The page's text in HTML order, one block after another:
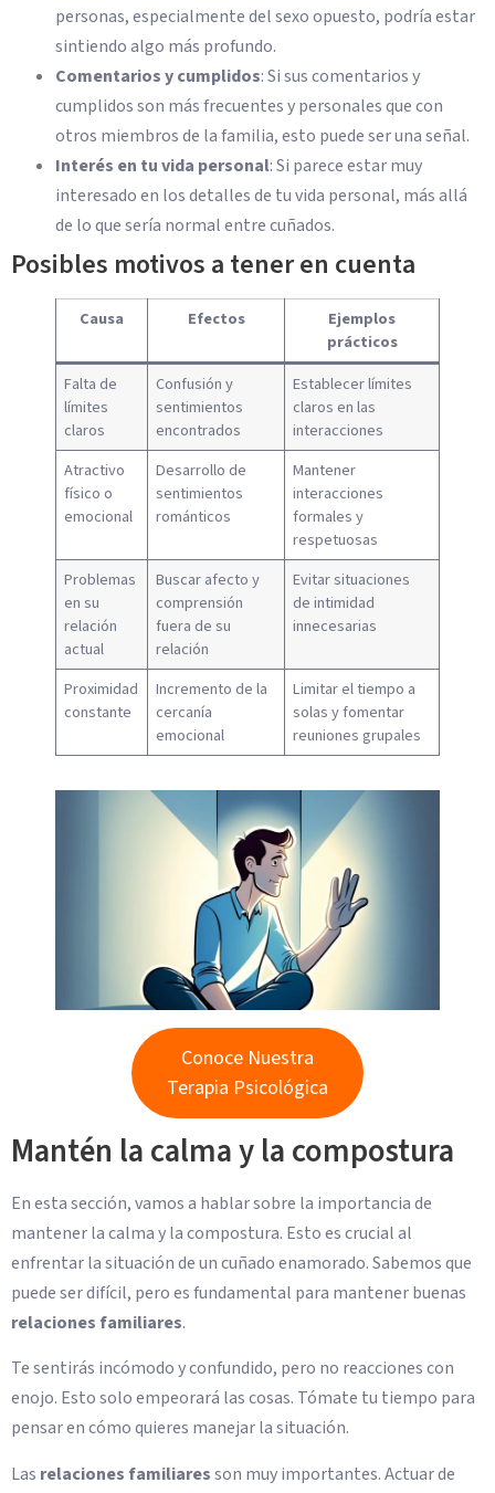
personas, especialmente del sexo opuesto, podría estar
sintiendo algo más profundo.
Comentarios y cumplidos: Si sus comentarios y
cumplidos son más frecuentes y personales que con
otros miembros de la familia, esto puede ser una señal.
Interés en tu vida personal: Si parece estar muy
interesado en los detalles de tu vida personal, más allá
de lo que sería normal entre cuñados.
Posibles motivos a tener en cuenta
Causa Efectos
Ejemplos
prácticos
Falta de
límites
claros
Confusión y
sentimientos
encontrados
Establecer límites
claros en las
interacciones
Atractivo
físico o
emocional
Desarrollo de
sentimientos
románticos
Mantener
interacciones
formales y
respetuosas
Problemas
en su
relación
actual
Buscar afecto y
comprensión
fuera de su
relación
Evitar situaciones
de intimidad
innecesarias
Proximidad
constante
Incremento de la
cercanía
emocional
Limitar el tiempo a
solas y fomentar
reuniones grupales
Conoce Nuestra
Terapia Psicológica
Mantén la calma y la compostura
En esta sección, vamos a hablar sobre la importancia de
mantener la calma y la compostura. Esto es crucial al
enfrentar la situación de un cuñado enamorado. Sabemos que
puede ser difícil, pero es fundamental para mantener buenas
relaciones familiares.
Te sentirás incómodo y confundido, pero no reacciones con
enojo. Esto solo empeorará las cosas. Tómate tu tiempo para
pensar en cómo quieres manejar la situación.
Las relaciones familiaresson muy importantes. Actuar de